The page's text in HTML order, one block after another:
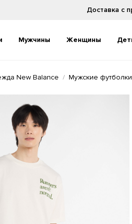
Мужчины
Бег
Женщины
Бег
New Balance Мужские